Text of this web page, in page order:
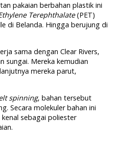
pakaian berbahan plastik ini
Terephthalate(PET)
di Belanda. Hingga berujung di
sama dengan Clear Rivers,
sungai. Mereka kemudian
mereka parut,
spinning, bahan tersebut
Secara molekuler bahan ini
sebagai poliester